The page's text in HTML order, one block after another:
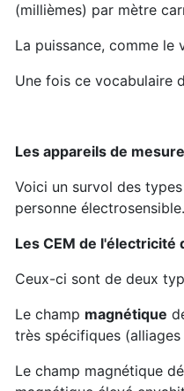
(millièmes) par mètre
La puissance, comme le
Une fois ce vocabulaire
Les appareils de mesure
Voici un survol des
personne électrosensible.
Les CEM de
Ceux-ci sont de deux
Le champ magnétique
très spécifiques
Le champ magnétique